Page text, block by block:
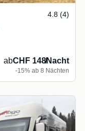
4.8 (4)
abCHF 148/Nacht
-15% ab 8 Nächten